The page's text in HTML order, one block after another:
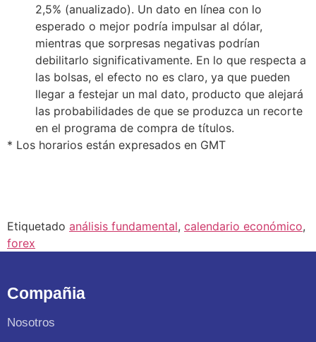
2,5% (anualizado). Un dato en línea con lo
esperado o mejor podría impulsar al dólar,
mientras que sorpresas negativas podrían
debilitarlo significativamente. En lo que respecta a
las bolsas, el efecto no es claro, ya que pueden
llegar a festejar un mal dato, producto que alejará
las probabilidades de que se produzca un recorte
en el programa de compra de títulos.
* Los horarios están expresados en GMT
Etiquetado análisis fundamental, calendario económico,
forex
Compañia
Nosotros